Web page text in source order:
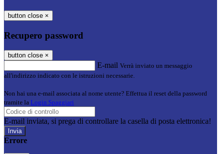
button close ×
Recupero password
button close ×
E-mail Verrà inviato un messaggio
all'indirizzo indicato con le istruzioni necessarie.
Non hai una e-mail associata al nome utente? Effettua il reset della password
tramite la Login Spaggiari
E-mail inviata, si prega di controllare la casella di posta elettronica!
Errore